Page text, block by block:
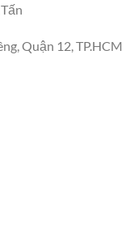
Quận 12, TP.HCM